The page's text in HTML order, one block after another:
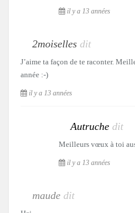
il y a 13 années
2moiselles dit
J’aime ta façon de te raconter.
année :-)
il y a 13 années
Autruche dit
Meilleurs vœux à toi
il y a 13 années
maude dit